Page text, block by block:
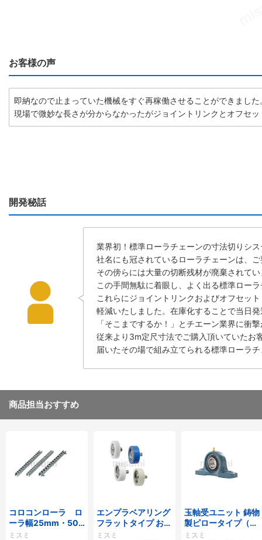
お客様の声
即納なので止まっていた機械をすぐ再稼働させることができました
現場で微妙な長さが分からなかったがジョイントリンクとオフセ
開発秘話
業界初！標準ローラチェーンの寸法切りシ
社名にも冠されているローラチェーンは、
その傍らには大量の切断残材が廃棄されて
この手間無駄に着眼し、よく出る標準ロー
これらにジョイントリンクおよびオフセッ
軽減いたしました。在庫化することで当日
「そこまでするか！」とチエーン業界に衝
従来より3m定尺寸法でご購入頂いていたお
届いたその場で組み立てられる標準ローラ
商品担当おすすめ
コロコンローラ ロ
ーラ幅25mm・50
mmタイプ
ミスミ
エンプラベアリング
フラットタイプ おね
じ付
ミスミ
玉軸受ユニット 鋳物
製ピロータイプ（テ
ーパ穴タイプ）
ミスミ